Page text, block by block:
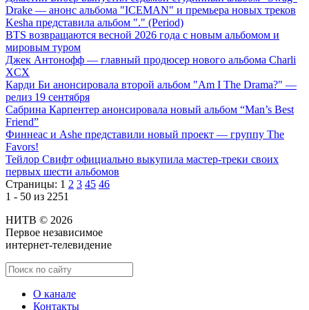
Drake — анонс альбома "ICEMAN" и премьера новых треков
Kesha представила альбом "." (Period)
BTS возвращаются весной 2026 года с новым альбомом и
мировым туром
Джек Антонофф — главный продюсер нового альбома Charli
XCX
Карди Би анонсировала второй альбом "Am I The Drama?" —
релиз 19 сентября
Сабрина Карпентер анонсировала новый альбом “Man’s Best
Friend”
Финнеас и Ashe представили новый проект — группу The
Favors!
Тейлор Свифт официально выкупила мастер-треки своих
первых шести альбомов
Страницы: 1 2 3 45 46
1 - 50 из 2251
НИТВ © 2026
Первое независимое
интернет-телевидение
О канале
Контакты